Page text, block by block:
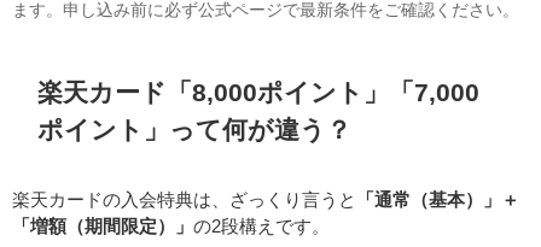
ます。申し込み前に必ず公式ページで最新条件をご確認ください。
楽天カード「8,000ポイント」「7,000
ポイント」って何が違う？
楽天カードの入会特典は、ざっくり言うと
「通常（基本）」＋
「増額（期間限定）」 の2段構えです。